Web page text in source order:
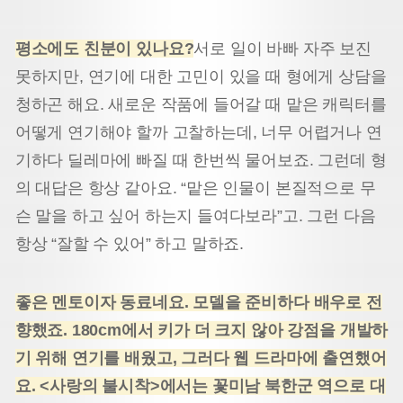
평소에도 친분이 있나요?서로 일이 바빠 자주 보진
못하지만, 연기에 대한 고민이 있을 때 형에게 상담을
청하곤 해요. 새로운 작품에 들어갈 때 맡은 캐릭터를
어떻게 연기해야 할까 고찰하는데, 너무 어렵거나 연
기하다 딜레마에 빠질 때 한번씩 물어보죠. 그런데 형
의 대답은 항상 같아요. “맡은 인물이 본질적으로 무
슨 말을 하고 싶어 하는지 들여다보라”고. 그런 다음
항상 “잘할 수 있어” 하고 말하죠.
좋은 멘토이자 동료네요. 모델을 준비하다 배우로 전
향했죠. 180cm에서 키가 더 크지 않아 강점을 개발하
기 위해 연기를 배웠고, 그러다 웹 드라마에 출연했어
요. <사랑의 불시착>에서는 꽃미남 북한군 역으로 대